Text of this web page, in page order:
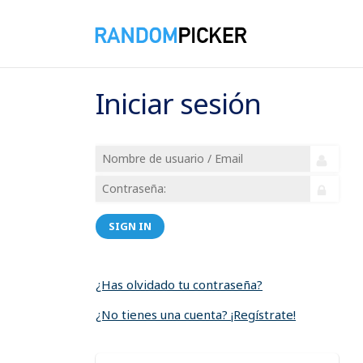
Iniciar sesión
SIGN IN
¿Has olvidado tu contraseña?
¿No tienes una cuenta? ¡Regístrate!